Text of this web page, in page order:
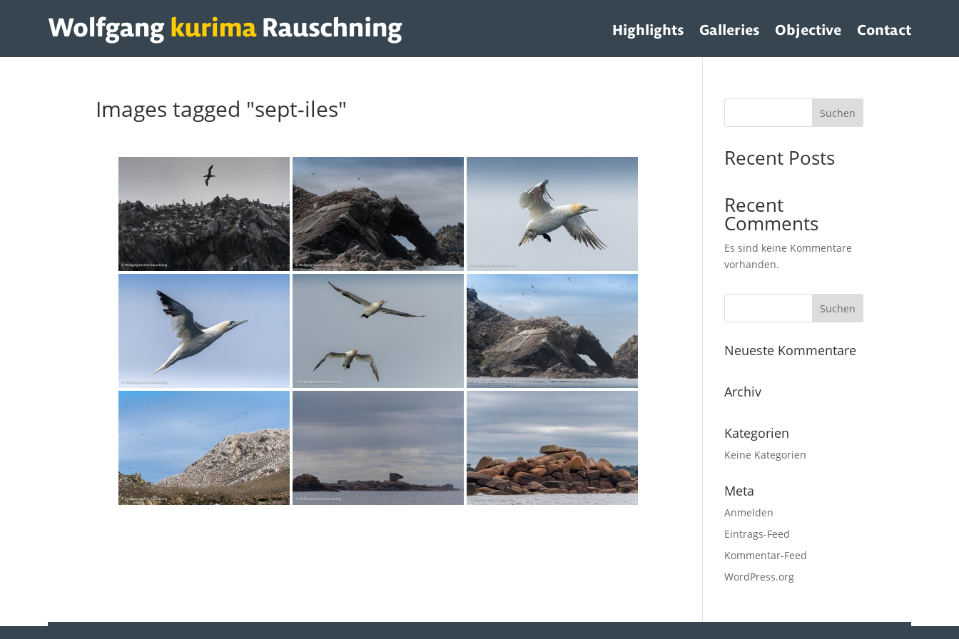
Highlights Galleries Objective Contact
Images tagged "sept-iles" Suchen
Recent Posts
Recent
Comments
Es sind keine Kommentare
vorhanden.
Neueste Kommentare
Archiv
Kategorien
Keine Kategorien
Meta
Anmelden
Eintrags-Feed
Kommentar-Feed
WordPress.org